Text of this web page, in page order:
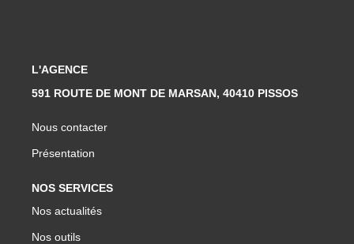
L'AGENCE
591 ROUTE DE MONT DE MARSAN, 40410 PISSOS
Nous contacter
Présentation
NOS SERVICES
Nos actualités
Nos outils